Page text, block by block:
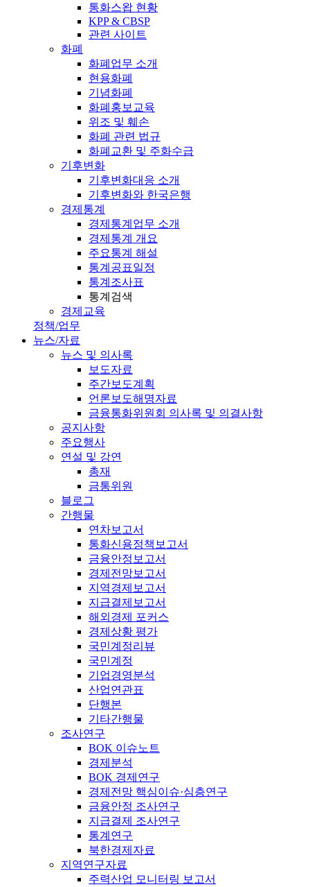
통화스왑 현황
KPP & CBSP
관련 사이트
화폐
화폐업무 소개
현용화폐
기념화폐
화폐홍보교육
위조 및 훼손
화폐 관련 법규
화폐교환 및 주화수급
기후변화
기후변화대응 소개
기후변화와 한국은행
경제통계
경제통계업무 소개
경제통계 개요
주요통계 해설
통계공표일정
통계조사표
통계검색
경제교육
정책/업무
뉴스/자료
뉴스 및 의사록
보도자료
주간보도계획
언론보도해명자료
금융통화위원회 의사록 및 의결사항
공지사항
주요행사
연설 및 강연
총재
금통위원
블로그
간행물
연차보고서
통화신용정책보고서
금융안정보고서
경제전망보고서
지역경제보고서
지급결제보고서
해외경제 포커스
경제상황 평가
국민계정리뷰
국민계정
기업경영분석
산업연관표
단행본
기타간행물
조사연구
BOK 이슈노트
경제분석
BOK 경제연구
경제전망 핵심이슈·심층연구
금융안정 조사연구
지급결제 조사연구
통계연구
북한경제자료
지역연구자료
주력산업 모니터링 보고서